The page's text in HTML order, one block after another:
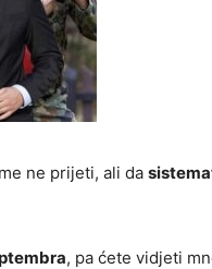
ne prijeti, ali da
, pa ćete vidjeti